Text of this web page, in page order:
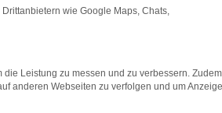
wie Google Maps, Chats,
Leistung zu messen und zu verbessern.
anderen Webseiten zu verfolgen und um